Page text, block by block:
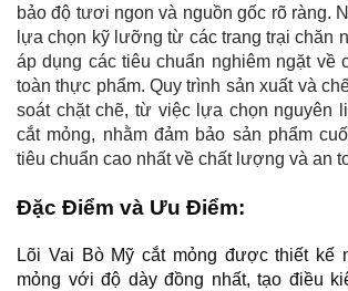
bảo độ tươi ngon và nguồn gốc rõ ràng.
lựa chọn kỹ lưỡng từ các trang trại chăn
áp dụng các tiêu chuẩn nghiêm ngặt về
toàn thực phẩm. Quy trình sản xuất và
soát chặt chẽ, từ việc lựa chọn nguyên
cắt mỏng, nhằm đảm bảo sản phẩm
tiêu chuẩn cao nhất về chất lượng và an
Đặc Điểm và Ưu Điểm:
Lõi Vai Bò Mỹ cắt mỏng được thiết kế
mỏng với độ dày đồng nhất, tạo điều